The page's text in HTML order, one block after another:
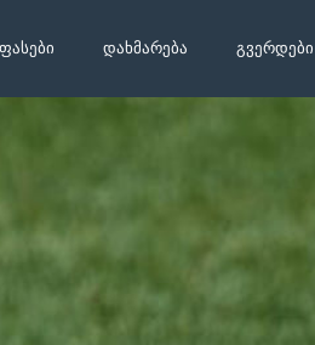
ᲤᲐᲡᲔᲑᲘ ᲓᲐᲮᲛᲐᲠᲔᲑᲐ ᲒᲕᲔᲠᲓᲔᲑᲘ